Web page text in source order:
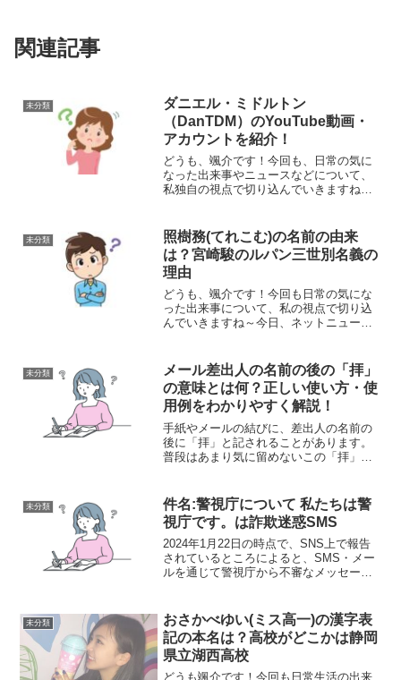
関連記事
未分類
ダニエル・ミドルトン
（DanTDM）のYouTube動画・
アカウントを紹介！
どうも、颯介です！今回も、日常の気に
なった出来事やニュースなどについて、
私独自の視点で切り込んでいきますね～
YouTuberの「ダニエル・ミドルトン」さ
んのことです。ダニエル...
未分類
照樹務(てれこむ)の名前の由来
は？宮崎駿のルパン三世別名義の
理由
どうも、颯介です！今回も日常の気にな
った出来事について、私の視点で切り込
んでいきますね～今日、ネットニュース
されていたことを知りました。子供のこ
ろからルパン三世って好...
未分類
メール差出人の名前の後の「拝」
の意味とは何？正しい使い方・使
用例をわかりやすく解説！
手紙やメールの結びに、差出人の名前の
後に「拝」と記されることがあります。
普段はあまり気に留めないこの「拝」で
出人の名前の後に添えることは、相手に
敬意を表すものです。また...
未分類
件名:警視庁について 私たちは警
視庁です。は詐欺迷惑SMS
2024年1月22日の時点で、SNS上で報告
されているところによると、SMS・メー
ルを通じて警視庁から不審なメッセージ
れてきた、しかし具体的に何が書かれて
いるのかは不明。...
未分類
おさかべゆい(ミス高一)の漢字表
記の本名は？高校がどこかは静岡
県立湖西高校
どうも颯介です！今回も日常生活の出来